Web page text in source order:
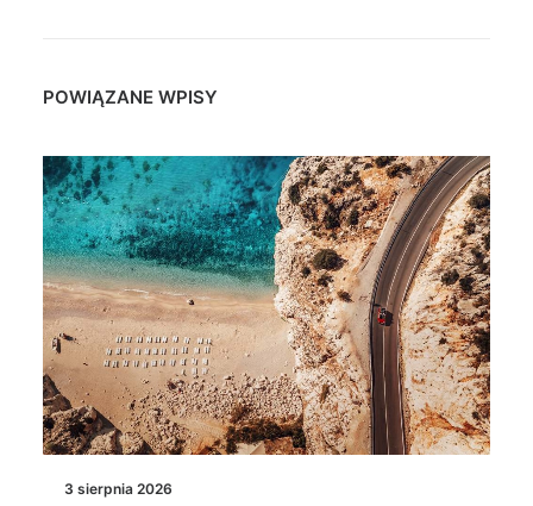
POWIĄZANE WPISY
3 sierpnia 2026